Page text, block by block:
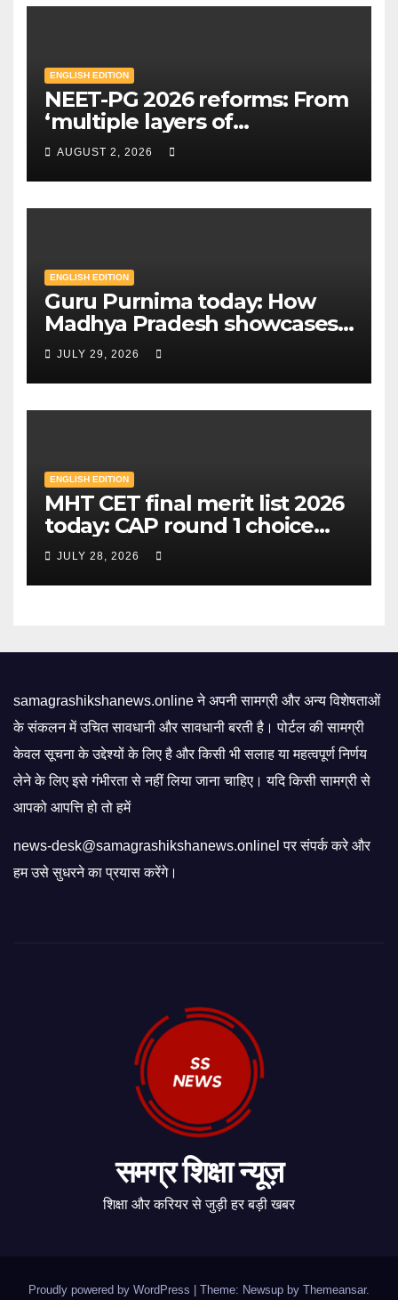
ENGLISH EDITION
NEET-PG 2026 reforms: From
‘multiple layers of
encryption’ to centres closer
to home — Key changes in 30
August exam | Mint
AUGUST 2, 2026
ENGLISH EDITION
Guru Purnima today: How
Madhya Pradesh showcases
Sandipani schools as new
education model | Mint
JULY 29, 2026
ENGLISH EDITION
MHT CET final merit list 2026
today: CAP round 1 choice
filling starts, here's what
candidates should know |
Mint
JULY 28, 2026
samagrashikshanews.online ने अपनी सामग्री और अन्य विशेषताओं
के संकलन में उचित सावधानी और सावधानी बरती है। पोर्टल की सामग्री
केवल सूचना के उद्देश्यों के लिए है और किसी भी सलाह या महत्वपूर्ण निर्णय
लेने के लिए इसे गंभीरता से नहीं लिया जाना चाहिए। यदि किसी सामग्री से
आपको आपत्ति हो तो हमें
news-desk@samagrashikshanews.onlinel पर संपर्क करे और
हम उसे सुधरने का प्रयास करेंगे।
समग्र शिक्षा न्यूज़
शिक्षा और करियर से जुड़ी हर बड़ी खबर
Proudly powered by WordPress Theme: Newsup by Themeansar.